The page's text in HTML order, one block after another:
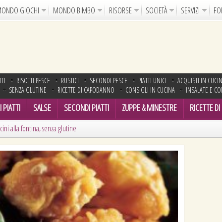
GIOCHI MONDO BIMBO RISORSE SOCIETÀ SERVIZI
da Colorare Crea il Disegno I Vostri Nomi Giochi
Gif Animate Smiles Sfondi
Notizie
Glitter Directory
RISOTTI PESCE RUSTICI SECONDI PESCE PIATTI UNICI ACQUISTI IN
SENZA GLUTINE RICETTE DI CAPODANNO CONSIGLI IN CUCINA INSALATE E
PIATTI SALSE SECONDI PIATTI ZUPPE & MINESTRE RICETTE
alla fontina, senza glutine